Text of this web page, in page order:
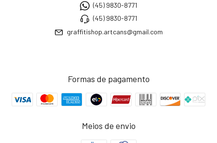
(45) 9830-8771
(45) 9830-8771
graffitishop.artcans@gmail.com
Formas de pagamento
Meios de envio